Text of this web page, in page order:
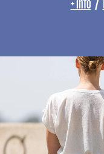
+ info /